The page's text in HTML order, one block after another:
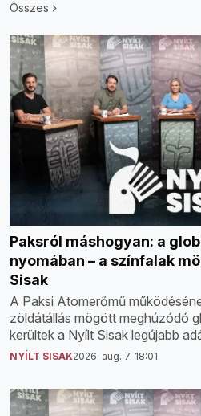
Összes
Paksról máshogyan: a
nyomában – a színfalak
Sisak
A Paksi Atomerőmű
zöldátállás mögött meghúzódó
kerültek a Nyílt Sisak legújabb
NYÍLT SISAK2026. aug. 7. 18:01